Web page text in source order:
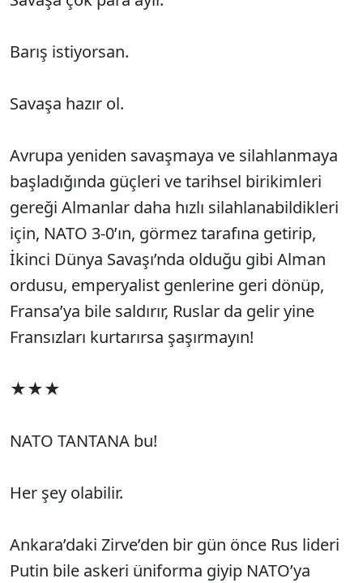
Barış istiyorsan.
Savaşa hazır ol.
Avrupa yeniden savaşmaya ve silahlanmaya
başladığında güçleri ve tarihsel birikimleri
gereği Almanlar daha hızlı silahlanabildikleri
için, NATO 3-0’ın, görmez tarafına getirip,
İkinci Dünya Savaşı’nda olduğu gibi Alman
ordusu, emperyalist genlerine geri dönüp,
Fransa’ya bile saldırır, Ruslar da gelir yine
Fransızları kurtarırsa şaşırmayın!
★★★
NATO TANTANA bu!
Her şey olabilir.
Ankara’daki Zirve’den bir gün önce Rus lideri
Putin bile askeri üniforma giyip NATO’ya